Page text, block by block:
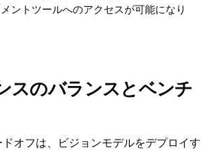
ントツールへのアクセスが可能になり
スのバランスとベンチ
オフは、ビジョンモデルをデプロイす